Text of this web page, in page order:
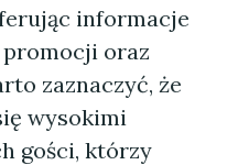
informacje
oraz
zaznaczyć, że
wysokimi
gości, którzy